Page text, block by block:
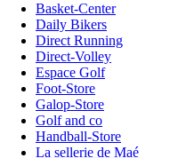
Basket-Center
Daily Bikers
Direct Running
Direct-Volley
Espace Golf
Foot-Store
Galop-Store
Golf and co
Handball-Store
La sellerie de Maé